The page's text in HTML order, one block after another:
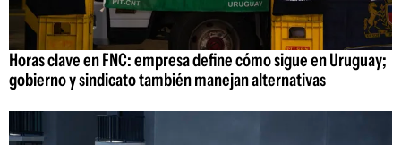
Horas clave en FNC: empresa define cómo sigue en Uruguay;
gobierno y sindicato también manejan alternativas